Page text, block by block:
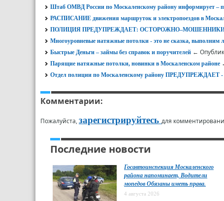
Штаб ОМВД России по Москаленскому району информирует
РАСПИСАНИЕ движения маршруток и электропоездов в
ПОЛИЦИЯ ПРЕДУПРЕЖДАЕТ:
Многоуровневые натяжные потолки - это не сказка, выполним
Быстрые Деньги – займы без справок и поручителей ←
Парящие натяжные потолки, новинки в Москаленском районе
Отдел полиции по Москаленскому району
Комментарии:
Пожалуйста,зарегистрируйтесь для
Последние новости
Госавтоинспекция Москаленского
района напоминает, Водители
мопедов Обязаны иметь права.
4 августа 2026